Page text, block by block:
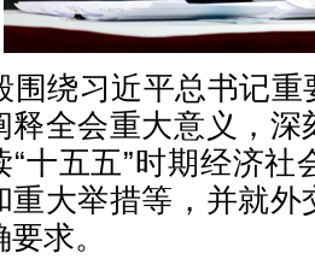
围绕习近平总书记
释全会重大意义，
“十五五”时期经济
重大举措等，并就
求。